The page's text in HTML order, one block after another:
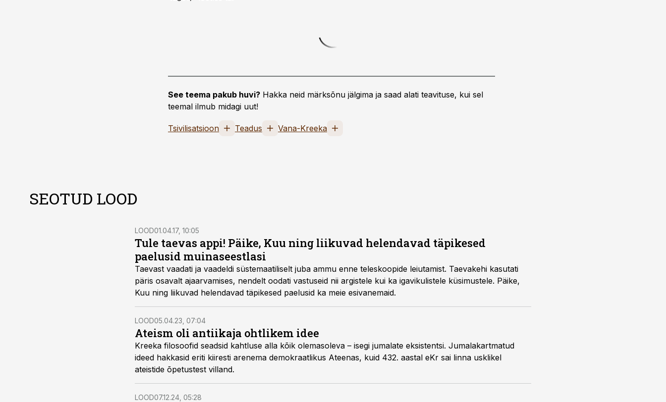
See teema pakub huvi? Hakka neid märksõnu jälgima ja saad alati teavituse, kui sel
teemal ilmub midagi uut!
Tsivilisatsioon Teadus Vana-Kreeka
SEOTUD LOOD
LOOD01.04.17, 10:05
Tule taevas appi! Päike, Kuu ning liikuvad helendavad täpikesed
paelusid muinaseestlasi
Taevast vaadati ja vaadeldi süstemaatiliselt juba ammu enne teleskoopide leiutamist. Taevakehi kasutati
päris osavalt ajaarvamises, nendelt oodati vastuseid nii argistele kui ka igavikulistele küsimustele. Päike,
Kuu ning liikuvad helendavad täpikesed paelusid ka meie esivanemaid.
LOOD05.04.23, 07:04
Ateism oli antiikaja ohtlikem idee
Kreeka filosoofid seadsid kahtluse alla kõik olemasoleva – isegi jumalate eksistentsi. Jumalakartmatud
ideed hakkasid eriti kiiresti arenema demokraatlikus Ateenas, kuid 432. aastal eKr sai linna usklikel
ateistide õpetustest villand.
LOOD07.12.24, 05:28